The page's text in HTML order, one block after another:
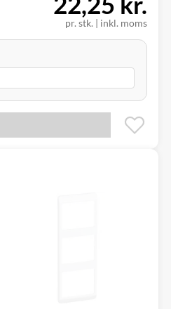
pr. stk. | inkl. moms